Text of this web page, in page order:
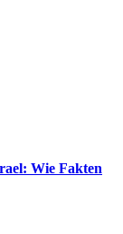
Wie Fakten